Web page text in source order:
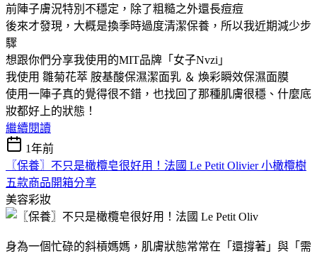
前陣子膚況特別不穩定，除了粗糙之外還長痘痘
後來才發現，大概是換季時過度清潔保養，所以我近期減少步
驟
想跟你們分享我使用的MIT品牌「女子Nvzi」
我使用 雛菊花萃 胺基酸保濕潔面乳 ＆ 煥彩瞬效保濕面膜
使用一陣子真的覺得很不錯，也找回了那種肌膚很穩、什麼底
妝都好上的狀態！
繼續閱讀
1年前
〖保養〗不只是橄欖皂很好用！法國 Le Petit Olivier 小橄欖樹
五款商品開箱分享
美容彩妝
身為一個忙碌的斜槓媽媽，肌膚狀態常常在「還撐著」與「需